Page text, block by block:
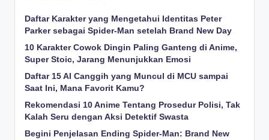
Daftar Karakter yang Mengetahui Identitas Peter
Parker sebagai Spider-Man setelah Brand New Day
10 Karakter Cowok Dingin Paling Ganteng di Anime,
Super Stoic, Jarang Menunjukkan Emosi
Daftar 15 AI Canggih yang Muncul di MCU sampai
Saat Ini, Mana Favorit Kamu?
Rekomendasi 10 Anime Tentang Prosedur Polisi, Tak
Kalah Seru dengan Aksi Detektif Swasta
Begini Penjelasan Ending Spider-Man: Brand New